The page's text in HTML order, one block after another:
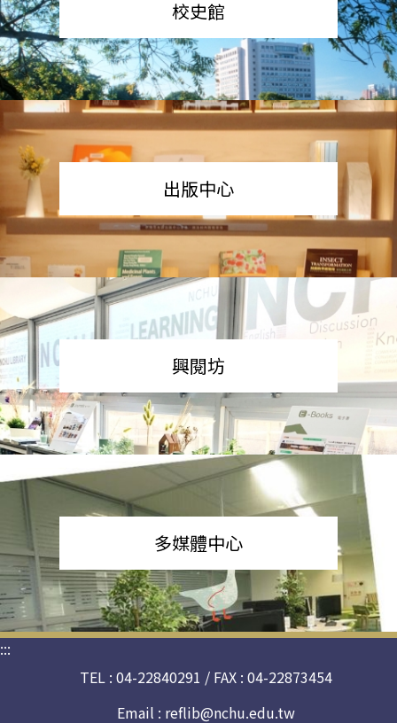
校史館
出版中心
興閱坊
多媒體中心
:::
TEL : 04-22840291 / FAX : 04-22873454
Email : reflib@nchu.edu.tw